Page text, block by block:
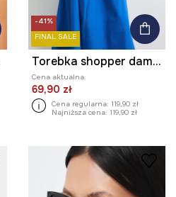
-41%
FINAL SALE
Torebka shopper damska bawełniana
Cena aktualna:
69,90 zł
Cena regularna: 119,90 zł
Najniższa cena: 119,90 zł